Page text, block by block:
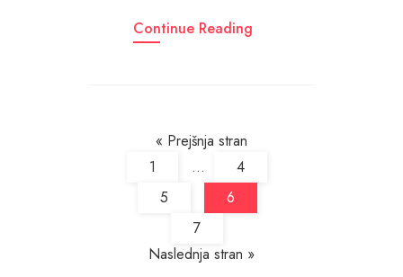
Continue Reading
« Prejšnja stran
1
...
4
5
6
7
Naslednja stran »